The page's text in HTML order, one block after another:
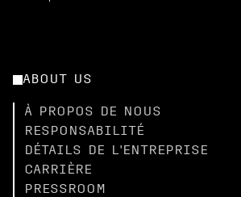
ABOUT US
À PROPOS DE NOUS
RESPONSABILITÉ
DÉTAILS DE L'ENTREPRISE
CARRIÈRE
PRESSROOM